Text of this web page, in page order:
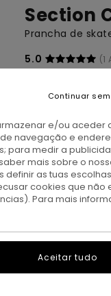
Section
Prancha de
5.0
(1
€ 69,00
Paga 3 x € 23,00
1 PRANCHA DE
CorAssorted
e/ou aceder
navegação e
para medir a
mais sobre o
definir as tuas
cookies que não
Para mais
Continuar
Aceitar tudo